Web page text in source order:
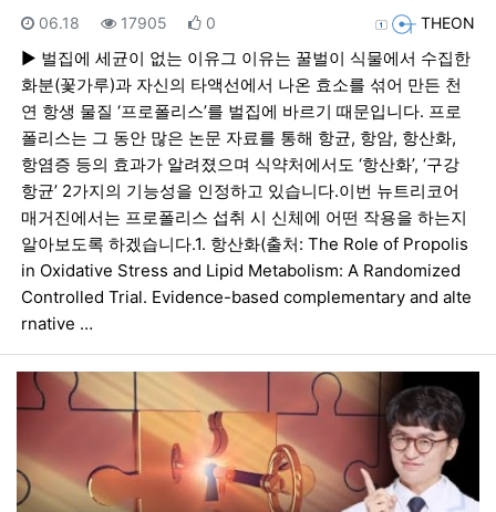
등록자THEON
등록일
06.18 조회
17905 추천
0
► 벌집에 세균이 없는 이유그 이유는 꿀벌이 식물에서 수집한
화분(꽃가루)과 자신의 타액선에서 나온 효소를 섞어 만든 천
연 항생 물질 ‘프로폴리스’를 벌집에 바르기 때문입니다. 프로
폴리스는 그 동안 많은 논문 자료를 통해 항균, 항암, 항산화,
항염증 등의 효과가 알려졌으며 식약처에서도 ‘항산화’, ‘구강
항균’ 2가지의 기능성을 인정하고 있습니다.이번 뉴트리코어
매거진에서는 프로폴리스 섭취 시 신체에 어떤 작용을 하는지
알아보도록 하겠습니다.1. 항산화(출처: The Role of Propolis
in Oxidative Stress and Lipid Metabolism: A Randomized
Controlled Trial. Evidence-based complementary and alte
rnative …